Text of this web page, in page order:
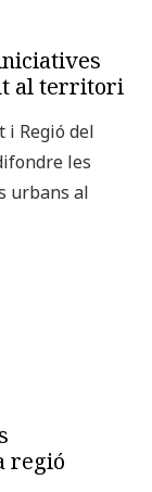
al territori
i Regió del
les
urbans al
regió